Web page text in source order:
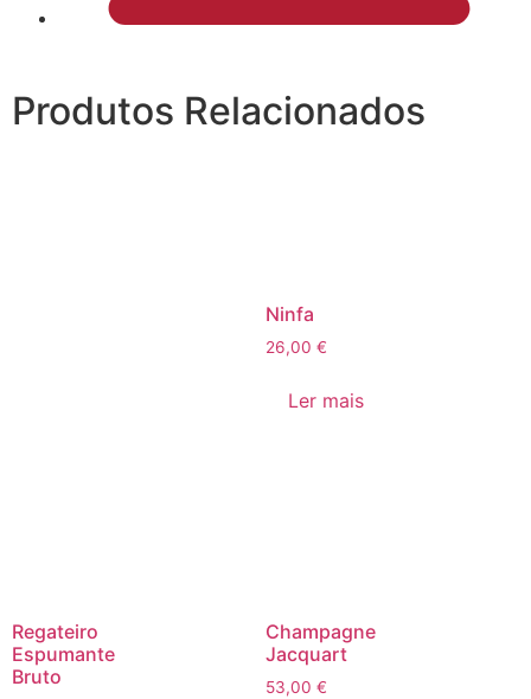
Produtos Relacionados
Ninfa
26,00 €
Ler mais
Regateiro
Espumante
Bruto
Champagne
Jacquart
53,00 €